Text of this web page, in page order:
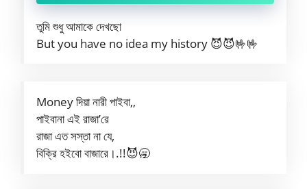
তুমি শুধু আমাকে দেখছো
But you have no idea my history 😈😈🤟🤟
Money দিয়া নারী পাইবা,,
পাইবানা এই রাজা’রে
রাজা এত সস্তা না যে,
বিক্রি হইবো বাজারে।.!!😈🥱